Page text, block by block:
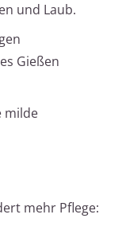
und Laub.
Gießen
milde
mehr Pflege: